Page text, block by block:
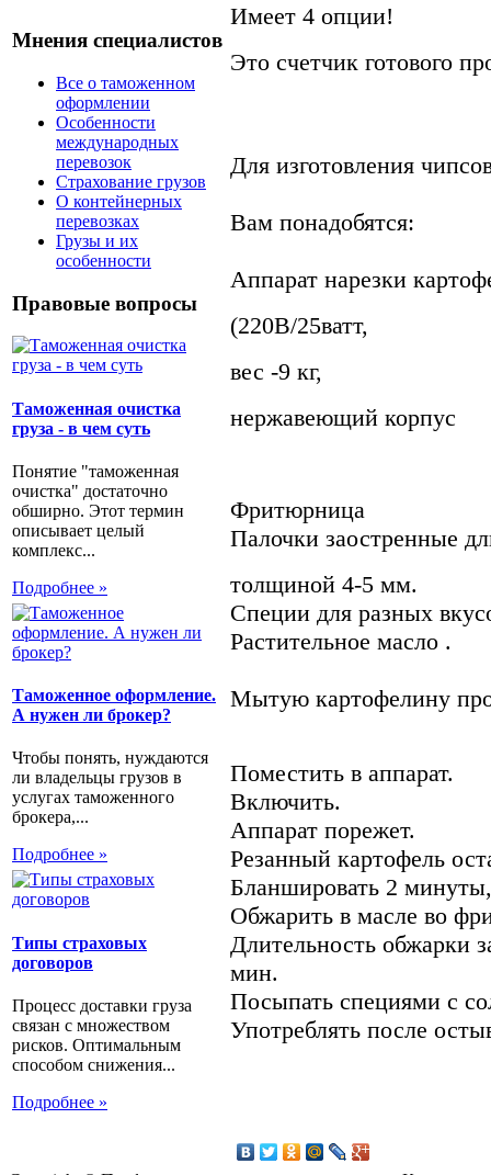
Мнения специалистов
Все о таможенном
оформлении
Особенности
международных
перевозок
Страхование грузов
О контейнерных
перевозках
Грузы и их
особенности
Правовые вопросы
Таможенная очистка
груза - в чем суть
Понятие "таможенная
очистка" достаточно
обширно. Этот термин
описывает целый
комплекс...
Подробнее »
Таможенное оформление.
А нужен ли брокер?
Чтобы понять, нуждаются
ли владельцы грузов в
услугах таможенного
брокера,...
Подробнее »
Типы страховых
договоров
Процесс доставки груза
связан с множеством
рисков. Оптимальным
способом снижения...
Подробнее »
Имеет 4 опции!
Это счетчик готового
Для изготовления
Вам понадобятся:
Аппарат нарезки
(220В/25ватт,
вес -9 кг,
нержавеющий корпус
Фритюрница
Палочки заостренные
толщиной 4-5 мм.
Специи для разных
Растительное масло .
Мытую картофелину
Поместить в аппарат.
Включить.
Аппарат порежет.
Резанный картофель
Бланшировать 2
Обжарить в масле во
Длительность обжарки
мин.
Посыпать специями с
Употреблять после